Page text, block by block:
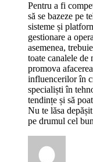
Pentru a fi
să se bazeze pe
sisteme și
gestionare a
asemenea,
toate canalele
promova
influencerilor în
specialiști în
tendințe și să
Nu te lăsa
pe drumul cel